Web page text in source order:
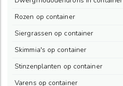
Rozen op container
Siergrassen op container
Skimmia's op container
Stinzenplanten op container
Varens op container